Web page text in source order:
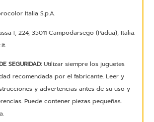
Italia S.p.A.
I, 224, 35011 Campodarsego (Padua), Italia.
SEGURIDAD:Utilizar siempre los juguetes
recomendada por el fabricante. Leer y
y advertencias antes de su uso y
Puede contener piezas pequeñas.